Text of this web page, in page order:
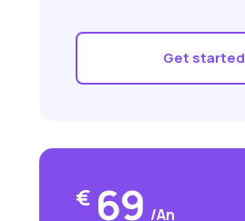
Get started
€ 69 /An